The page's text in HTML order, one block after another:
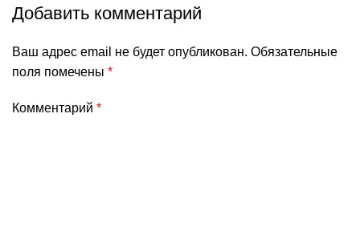
Добавить комментарий
Ваш адрес email не будет опубликован. Обязательные
поля помечены *
Комментарий *